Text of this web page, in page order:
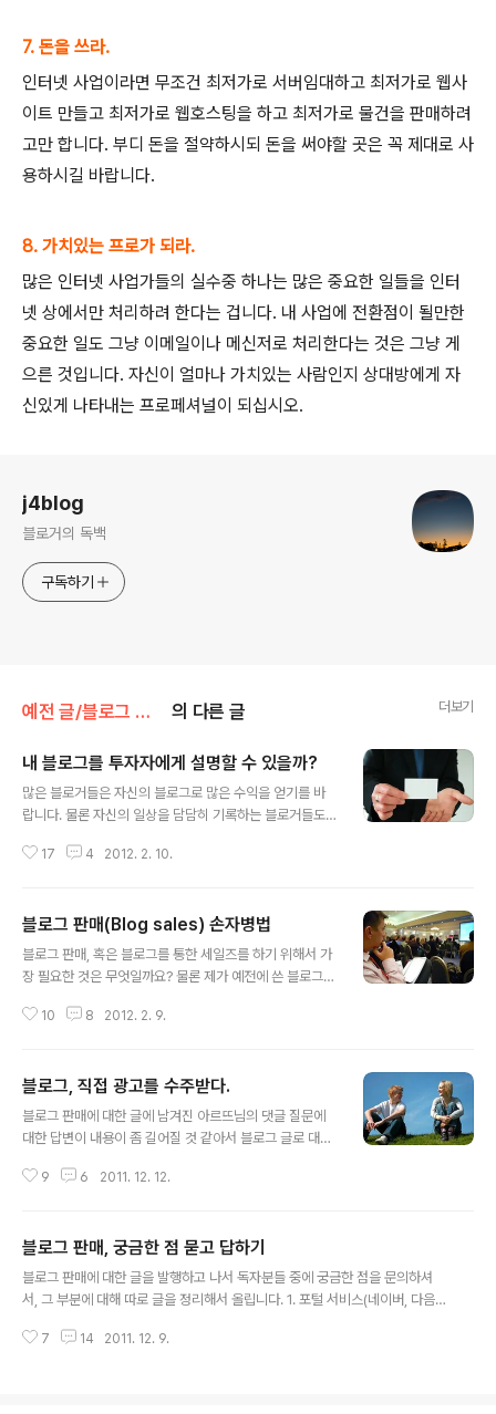
7. 돈을 쓰라.
인터넷 사업이라면 무조건 최저가로 서버임대하고 최저가로 웹사
이트 만들고 최저가로 웹호스팅을 하고 최저가로 물건을 판매하려
고만 합니다. 부디 돈을 절약하시되 돈을 써야할 곳은 꼭 제대로 사
용하시길 바랍니다.
8. 가치있는 프로가 되라.
많은 인터넷 사업가들의 실수중 하나는 많은 중요한 일들을 인터
넷 상에서만 처리하려 한다는 겁니다. 내 사업에 전환점이 될만한
중요한 일도 그냥 이메일이나 메신저로 처리한다는 것은 그냥 게
으른 것입니다. 자신이 얼마나 가치있는 사람인지 상대방에게 자
신있게 나타내는 프로페셔널이 되십시오.
j4blog
블로거의 독백
구독하기
예전 글/블로그 비지니스 도움말 의 다른 글 더보기
내 블로그를 투자자에게 설명할 수 있을까?
많은 블로거들은 자신의 블로그로 많은 수익을 얻기를 바
랍니다. 물론 자신의 일상을 담담히 기록하는 블로거들도
을 수 있다는 점을 이용해서 많은 이들이 수익을 위한 블로
의 만들어내지 못합니다. 그 이유는 무엇일까요? BBC에서
방영했던 Dragons' Den이라는 프로그램은 5명의 투자
자 앞에서 자신의 사업 아이템을 설명한 다음 투자를 받아
한 방식의 TV프로그램이 있었습니다. 암튼, 다양한 개인이
17 4 2012. 2. 10.
블로그 판매(Blog sales) 손자병법
블로그 판매, 혹은 블로그를 통한 세일즈를 하기 위해서 가
장 필요한 것은 무엇일까요? 물론 제가 예전에 쓴 블로그
로그나 웹사이트를 판매하시는 것에 관심있으신 분은 아래
답하기 블로그를 통해 상품을 판매 하는 것은 이미 수많은
블로거들에 의해 시도되었고 또 지금도 다양한 방법으로
시도되고 있습니다. 실상 블로그는 그 생성 초기부터 이미
한 세일즈 도구로 디자인되었습니다. 물론 초기에 의도한
10 8 2012. 2. 9.
블로그, 직접 광고를 수주받다.
블로그 판매에 대한 글에 남겨진 아르뜨님의 댓글 질문에
대한 답변이 내용이 좀 길어질 것 같아서 블로그 글로 대신
운 후에 직접 광고를 수주하고 싶은데, 그렇게 되기 위해서
광고를 직접 판매할까? 초입에도 썼지만, 여러분이 애드센
스, 다음뷰애드 등등의 광고를 블로그에 설치를 하고 계시
다면 여러분의 수익은 이미 구글이나 다음에서 절반 이상
그래서 조금이라도 더 적극적으로 블로그 수익에 대해서
9 6 2011. 12. 12.
블로그 판매, 궁금한 점 묻고 답하기
블로그 판매에 대한 글을 발행하고 나서 독자분들 중에 궁금한 점을 문의하셔
서, 그 부분에 대해 따로 글을 정리해서 올립니다. 1. 포털 서비스(네이버, 다음,
네이버나 다음 등은 빌어먹을 실명제를 하기때문에 사용자 이전이 불가능합니
7 14 2011. 12. 9.